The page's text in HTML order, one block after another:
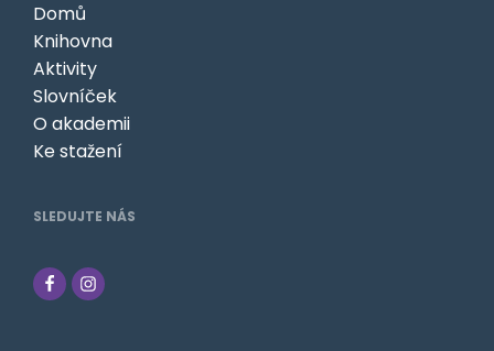
Domů
Knihovna
Aktivity
Slovníček
O akademii
Ke stažení
SLEDUJTE NÁS